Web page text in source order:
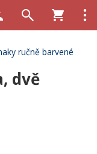
ručně barvené
dvě